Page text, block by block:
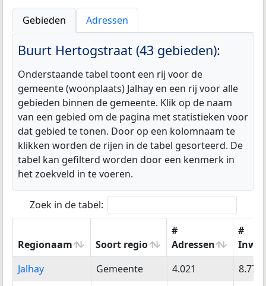
Gebieden Adressen
Buurt Hertogstraat (43 gebieden):
Onderstaande tabel toont een rij voor de
gemeente (woonplaats) Jalhay en een rij voor alle
gebieden binnen de gemeente. Klik op de naam
van een gebied om de pagina met statistieken voor
dat gebied te tonen. Door op een kolomnaam te
klikken worden de rijen in de tabel gesorteerd. De
tabel kan gefilterd worden door een kenmerk in
het zoekveld in te voeren.
Zoek in de tabel:
Regionaam Soort regio
#
Adressen
#
Regionaam
Soort regio
#
Adressen
#
Jalhay Gemeente 4.021
8.770